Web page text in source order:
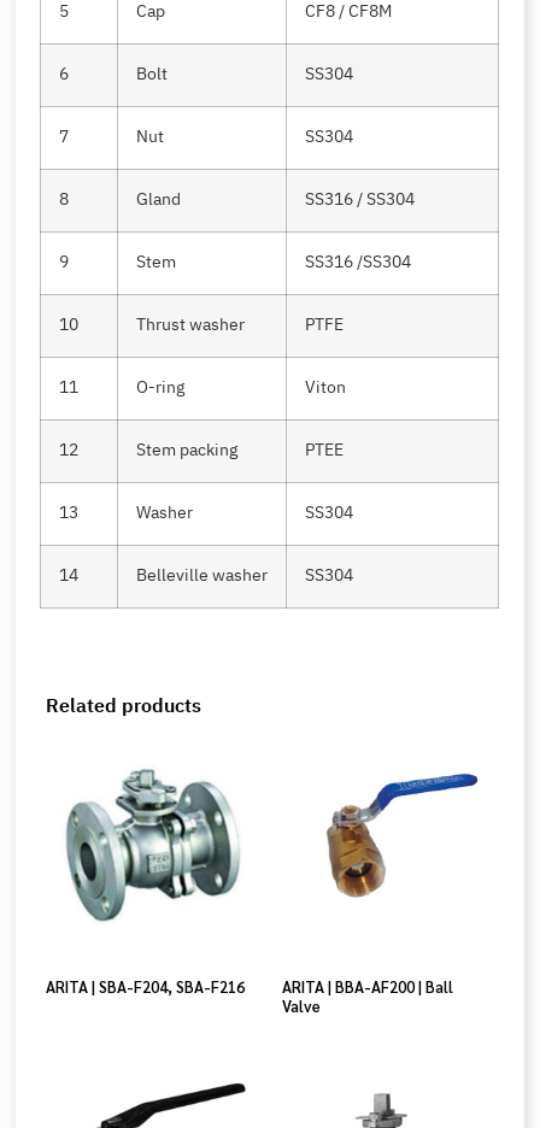
5 Cap CF8 / CF8M
6 Bolt SS304
7 Nut SS304
8 Gland SS316 / SS304
9 Stem SS316 /SS304
10 Thrust washer PTFE
11 O-ring Viton
12 Stem packing PTEE
13 Washer SS304
14 Belleville washer SS304
Related products
ARITA | SBA-F204, SBA-F216
ARITA | BBA-AF200 | Ball
Valve